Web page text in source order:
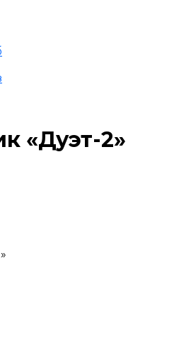
«Дуэт-2»